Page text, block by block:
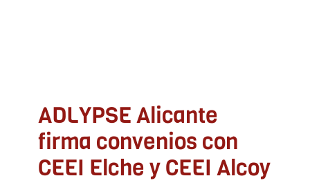
ADLYPSE Alicante
firma convenios con
CEEI Elche y CEEI Alcoy